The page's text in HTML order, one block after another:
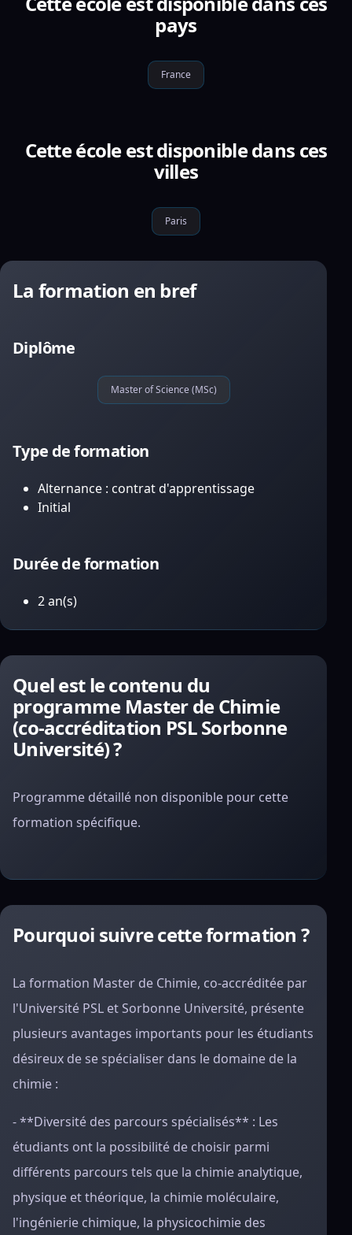
pays
France
Cette école est disponible dans ces
villes
Paris
La formation en bref
Diplôme
Master of Science (MSc)
Type de formation
Alternance : contrat d'apprentissage
Initial
Durée de formation
2 an(s)
Quel est le contenu du
programme Master de Chimie
(co-accréditation PSL Sorbonne
Université) ?
Programme détaillé non disponible pour cette
formation spécifique.
Pourquoi suivre cette formation ?
La formation Master de Chimie, co-accréditée par
l'Université PSL et Sorbonne Université, présente
plusieurs avantages importants pour les étudiants
désireux de se spécialiser dans le domaine de la
chimie :
- **Diversité des parcours spécialisés** : Les
étudiants ont la possibilité de choisir parmi
différents parcours tels que la chimie analytique,
physique et théorique, la chimie moléculaire,
l'ingénierie chimique, la physicochimie des